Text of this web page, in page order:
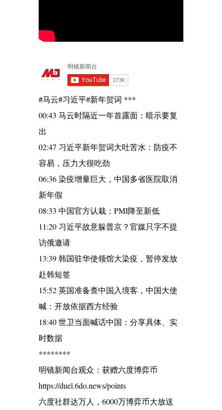
#马云#习近平#新年贺词 ***
00:43 马云时隔近一年首露面：暗示要复
出
02:47 习近平新年贺词大吐苦水：防疫不
容易，压力大很吃劲
06:36 染疫增量巨大，中国多省医院取消
新年假
08:33 中国官方认栽：PMI降至新低
11:20 习近平故意躲普京？官媒只字不提
访俄邀请
13:39 韩国驻华使领馆大染疫，暂停发放
赴韩短签
15:52 英国准备查中国入境客，中国大使
喊：开放依据西方经验
18:40 世卫当面喊话中国：分享具体、实
时数据
********
明镜新闻台观众：获赠六度博弈币
https://duel.6do.news/points
六度社群达万人，6000万博弈币大放送